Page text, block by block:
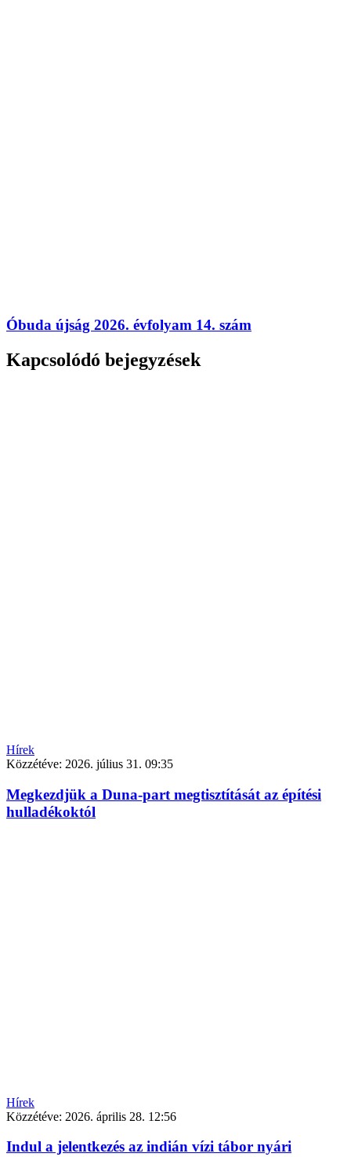
Óbuda újság 2026. évfolyam 14. szám
Kapcsolódó bejegyzések
Hírek
Közzétéve: 2026. július 31. 09:35
Megkezdjük a Duna-part megtisztítását az építési
hulladékoktól
Hírek
Közzétéve: 2026. április 28. 12:56
Indul a jelentkezés az indián vízi tábor nyári